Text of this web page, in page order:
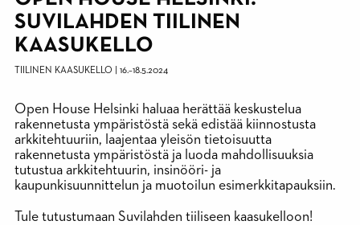
SUVILAHDEN TIILINEN
KAASUKELLO
TIILINEN KAASUKELLO 16.–18.5.2024
Open House Helsinki haluaa herättää keskustelua
rakennetusta ympäristöstä sekä edistää kiinnostusta
arkkitehtuuriin, laajentaa yleisön tietoisuutta
rakennetusta ympäristöstä ja luoda mahdollisuuksia
tutustua arkkitehtuurin, insinööri- ja
kaupunkisuunnittelun ja muotoilun esimerkkitapauksiin.
Tule tutustumaan Suvilahden tiiliseen kaasukelloon!